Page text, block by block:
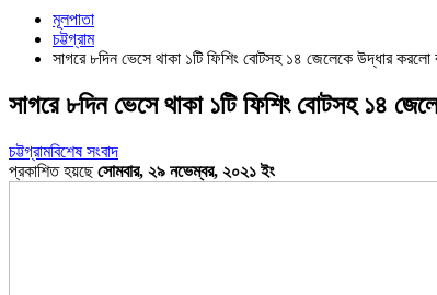
মূলপাতা
চট্টগ্রাম
সাগরে ৮দিন ভেসে থাকা ১টি ফিশিং বোটসহ ১৪ জেলেকে উদ্ধার করলো
সাগরে ৮দিন ভেসে থাকা ১টি ফিশিং বোটসহ ১৪
চট্টগ্রামবিশেষ সংবাদ
প্রকাশিত হয়ছেসোমবার, ২৯ নভেম্বর, ২০২১ ইং